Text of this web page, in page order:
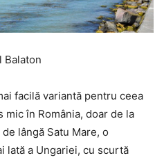
Balaton
facilă variantă pentru ceea
mic în România, doar de la
lângă Satu Mare, o
lată a Ungariei, cu scurtă